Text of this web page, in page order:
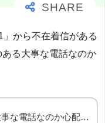
から不在着信がある
る大事な電話なのか
な電話なのか心配…